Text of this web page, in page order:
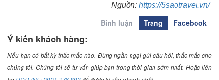
Nguồn: https://5saotravel.vn/
Bình luận Trang Facebook
Ý kiến khách hàng:
Nếu bạn có bất kỳ thắc mắc nào. Đừng ngần ngại gửi câu hỏi, thắc mắc cho
chúng tôi. Chúng tôi sẽ tư vấn giúp bạn trong thời gian sớm nhất. Hoặc liên